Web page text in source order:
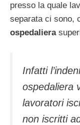
presso la quale
separata ci sono,
ospedaliera
Infatti
ospedaliera
lavoratori
non iscritti